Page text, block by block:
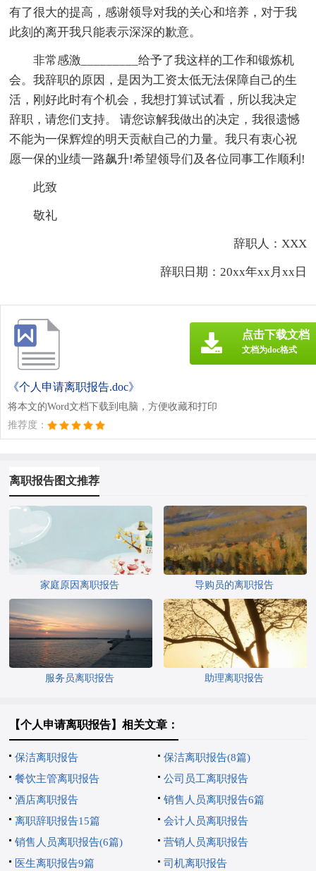
有了很大的提高，感谢领导对我的关心和培养，对于我
此刻的离开我只能表示深深的歉意。
非常感激_________给予了我这样的工作和锻炼机
会。我辞职的原因，是因为工资太低无法保障自己的生
活，刚好此时有个机会，我想打算试试看，所以我决定
辞职，请您们支持。 请您谅解我做出的决定，我很遗憾
不能为一保辉煌的明天贡献自己的力量。我只有衷心祝
愿一保的业绩一路飙升!希望领导们及各位同事工作顺利!
此致
敬礼
辞职人：XXX
辞职日期：20xx年xx月xx日
《个人申请离职报告.doc》
将本文的Word文档下载到电脑，方便收藏和打印
推荐度：
点击下载文档
文档为doc格式
离职报告图文推荐
家庭原因离职报告 导购员的离职报告
服务员离职报告 助理离职报告
【个人申请离职报告】相关文章：
保洁离职报告
保洁离职报告(8篇)
餐饮主管离职报告
公司员工离职报告
酒店离职报告
销售人员离职报告6篇
离职辞职报告15篇
会计人员离职报告
销售人员离职报告(6篇)
营销人员离职报告
医生离职报告9篇
司机离职报告